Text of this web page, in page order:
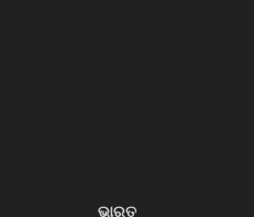
ଭାରତ